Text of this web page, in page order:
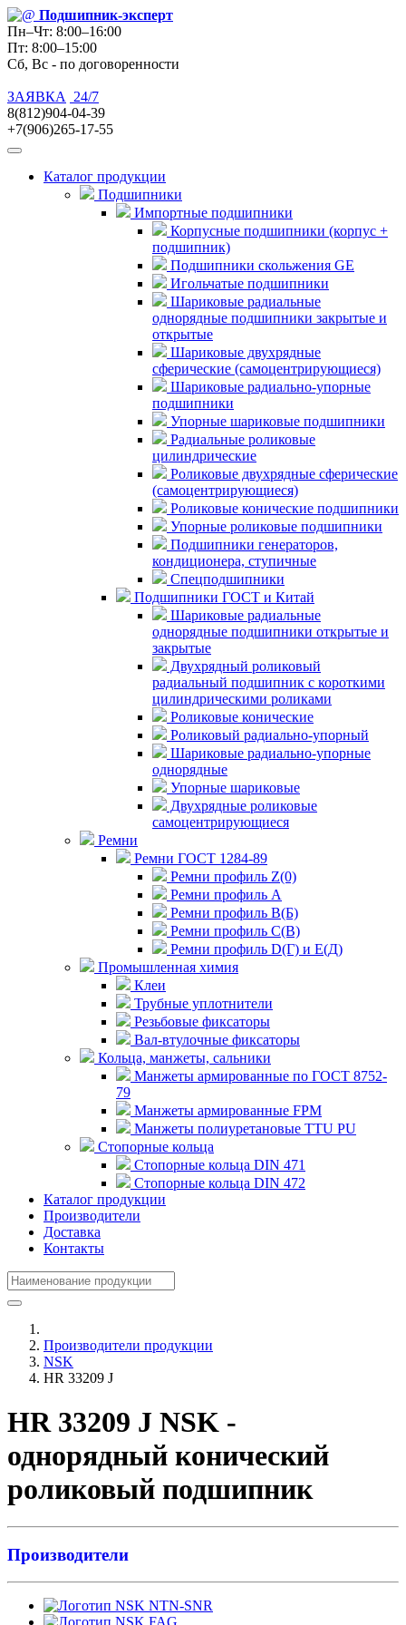
Подшипник-эксперт
Пн–Чт: 8:00–16:00
Пт: 8:00–15:00
Сб, Вс - по договоренности
ЗАЯВКА
24/7
8(812)904-04-39
+7(906)265-17-55
Каталог продукции
Подшипники
Импортные подшипники
Корпусные подшипники (корпус +
подшипник)
Подшипники скольжения GE
Игольчатые подшипники
Шариковые радиальные
однорядные подшипники закрытые и
открытые
Шариковые двухрядные
сферические (самоцентрирующиеся)
Шариковые радиально-упорные
подшипники
Упорные шариковые подшипники
Радиальные роликовые
цилиндрические
Роликовые двухрядные сферические
(самоцентрирующиеся)
Роликовые конические подшипники
Упорные роликовые подшипники
Подшипники генераторов,
кондиционера, ступичные
Спецподшипники
Подшипники ГОСТ и Китай
Шариковые радиальные
однорядные подшипники открытые и
закрытые
Двухрядный роликовый
радиальный подшипник с короткими
цилиндрическими роликами
Роликовые конические
Роликовый радиально-упорный
Шариковые радиально-упорные
однорядные
Упорные шариковые
Двухрядные роликовые
самоцентрирующиеся
Ремни
Ремни ГОСТ 1284-89
Ремни профиль Z(0)
Ремни профиль А
Ремни профиль В(Б)
Ремни профиль С(В)
Ремни профиль D(Г) и E(Д)
Промышленная химия
Клеи
Трубные уплотнители
Резьбовые фиксаторы
Вал-втулочные фиксаторы
Кольца, манжеты, сальники
Манжеты армированные по ГОСТ 8752-
79
Манжеты армированные FPM
Манжеты полиуретановые TTU PU
Стопорные кольца
Стопорные кольца DIN 471
Стопорные кольца DIN 472
Каталог продукции
Производители
Доставка
Контакты
Производители продукции
NSK
HR 33209 J
HR 33209 J NSK -
однорядный конический
роликовый подшипник
Производители
NTN-SNR